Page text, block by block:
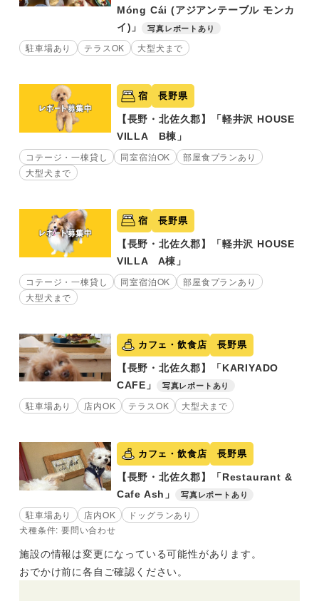
Móng Cái (アジアンテーブル モンカ
イ)」
写真レポートあり
駐車場あり テラスOK 大型犬まで
宿 長野県
【長野・北佐久郡】「軽井沢 HOUSE
VILLA B棟」
コテージ・一棟貸し 同室宿泊OK
部屋食プランあり
大型犬まで
宿 長野県
【長野・北佐久郡】「軽井沢 HOUSE
VILLA A棟」
コテージ・一棟貸し 同室宿泊OK
部屋食プランあり
大型犬まで
カフェ・飲食店 長野県
【長野・北佐久郡】「KARIYADO
CAFE」
写真レポートあり
駐車場あり 店内OK テラスOK 大型犬まで
カフェ・飲食店 長野県
【長野・北佐久郡】「Restaurant &
Cafe Ash」
写真レポートあり
駐車場あり 店内OK
ドッグランあり
犬種条件: 要問い合わせ
施設の情報は変更になっている可能性があります。
おでかけ前に各自ご確認ください。